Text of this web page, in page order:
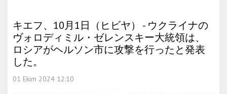
キエフ、10月1日（ヒビヤ） - ウクライナの
ヴォロディミル・ゼレンスキー大統領は、
ロシアがヘルソン市に攻撃を行ったと発表
した。
01 Ekim 2024 12:10